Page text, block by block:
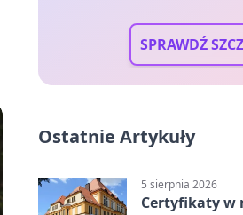
SPRAWDŹ
Ostatnie Artykuły
5 sierpnia 2026
Certyfikaty w